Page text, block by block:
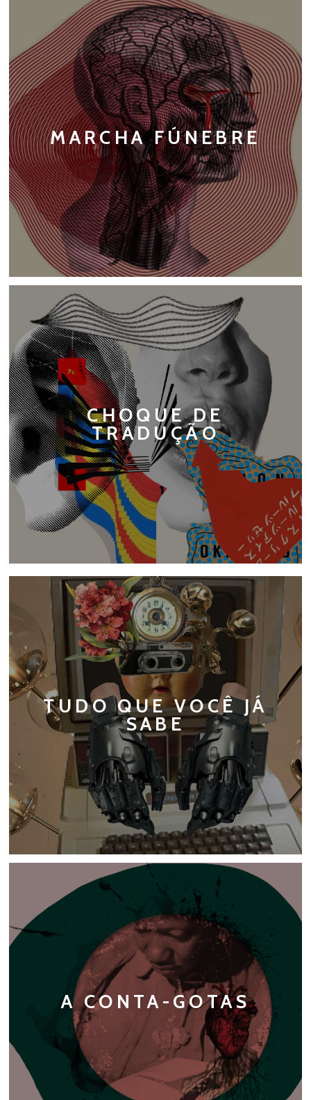
MARCHA FÚNEBRE
CHOQUE DE
TRADUÇÃO
TUDO QUE VOCÊ JÁ
SABE
A CONTA-GOTAS